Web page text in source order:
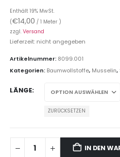
Enthält 19% MwSt.
(€14,00 / 1 Meter )
zzgl. Versand
Lieferzeit: nicht angegeben
Artikelnummer: 8099.001
Kategorien: Baumwollstoffe, Musselin,
LÄNGE
ZURÜCKSETZEN
IN DEN